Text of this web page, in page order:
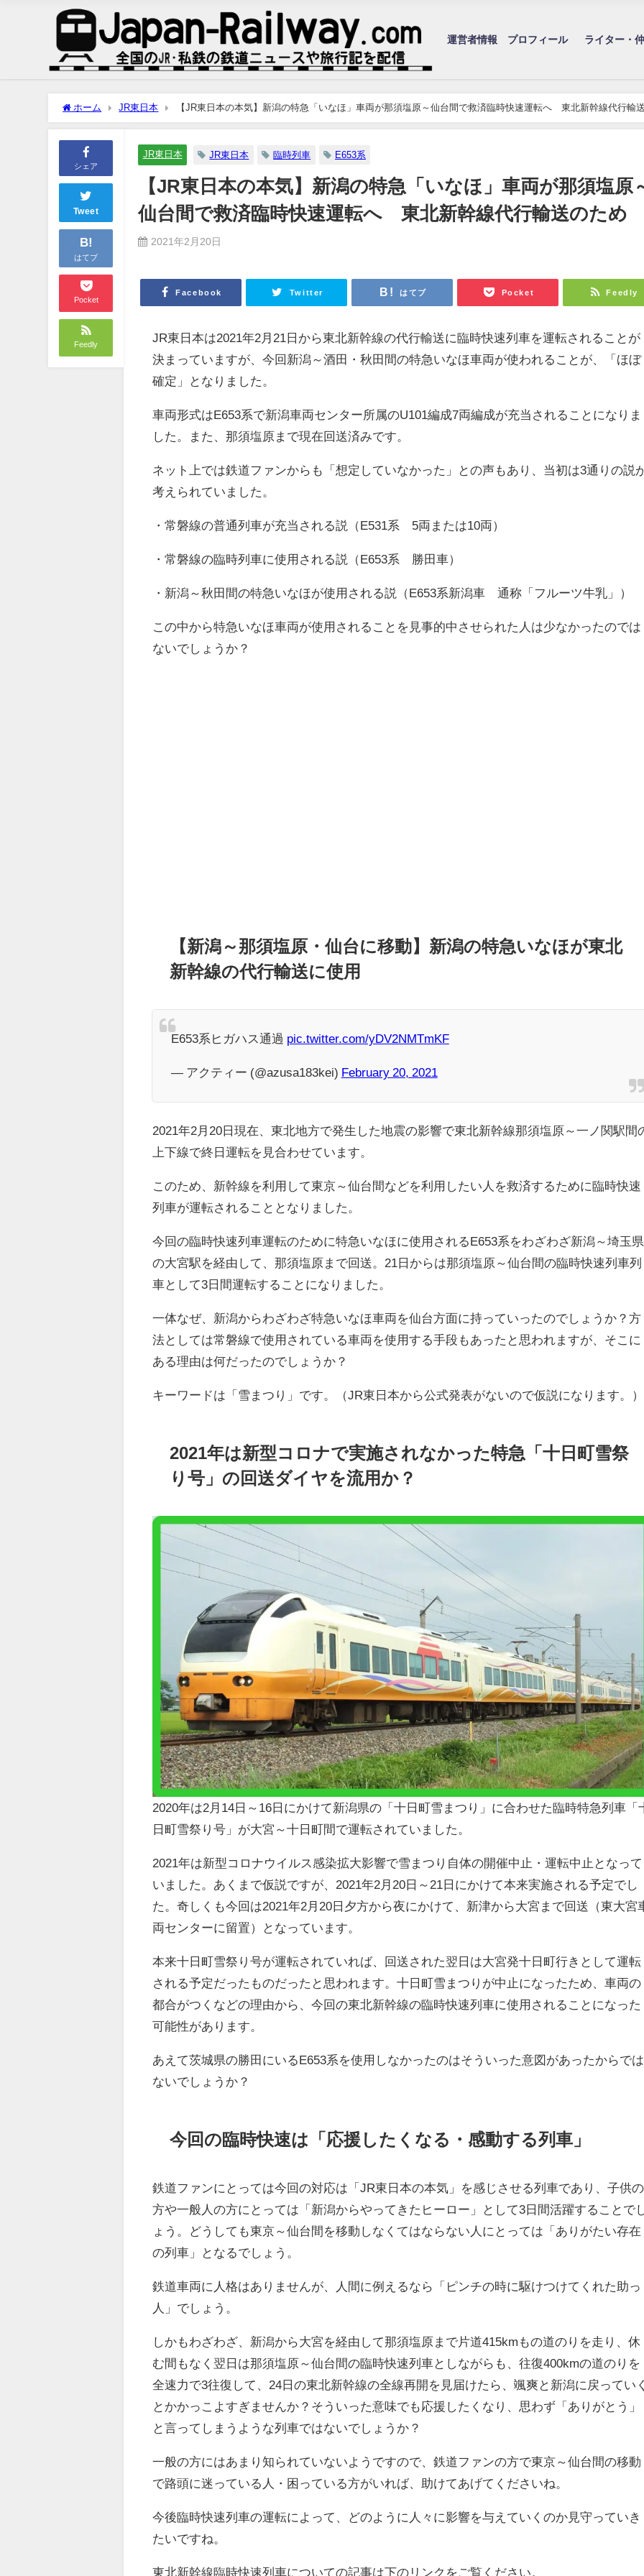
運営者情報 プロフィール ライター・
ホーム JR東日本
【JR東日本の本気】新潟の特急「いなほ」車両が那須塩原～仙台間で救済臨時快速運転へ 東北新幹線代行輸
め
シェア
Tweet
B!
はてブ
Pocket
Feedly
JR東日本 JR東日本 臨時列車 E653系
【JR東日本の本気】新潟の特急「いなほ」車両が那須塩原
仙台間で救済臨時快速運転へ 東北新幹線代行輸送のため
2021年2月20日
Facebook Twitter はてブ Pocket Feedly
JR東日本は2021年2月21日から東北新幹線の代行輸送に臨時快速列車を運転されることが
決まっていますが、今回新潟～酒田・秋田間の特急いなほ車両が使われることが、「ほぼ
確定」となりました。
車両形式はE653系で新潟車両センター所属のU101編成7両編成が充当されることになりま
した。また、那須塩原まで現在回送済みです。
ネット上では鉄道ファンからも「想定していなかった」との声もあり、当初は3通りの説
考えられていました。
・常磐線の普通列車が充当される説（E531系 5両または10両）
・常磐線の臨時列車に使用される説（E653系 勝田車）
・新潟～秋田間の特急いなほが使用される説（E653系新潟車 通称「フルーツ牛乳」）
この中から特急いなほ車両が使用されることを見事的中させられた人は少なかったのでは
ないでしょうか？
【新潟～那須塩原・仙台に移動】新潟の特急いなほが東北
新幹線の代行輸送に使用
E653系ヒガハス通過 pic.twitter.com/yDV2NMTmKF
— アクティー (@azusa183kei) February 20, 2021
2021年2月20日現在、東北地方で発生した地震の影響で東北新幹線那須塩原～一ノ関駅間
上下線で終日運転を見合わせています。
このため、新幹線を利用して東京～仙台間などを利用したい人を救済するために臨時快速
列車が運転されることとなりました。
今回の臨時快速列車運転のために特急いなほに使用されるE653系をわざわざ新潟～埼玉県
の大宮駅を経由して、那須塩原まで回送。21日からは那須塩原～仙台間の臨時快速列車列
車として3日間運転することになりました。
一体なぜ、新潟からわざわざ特急いなほ車両を仙台方面に持っていったのでしょうか？方
法としては常磐線で使用されている車両を使用する手段もあったと思われますが、そこに
ある理由は何だったのでしょうか？
キーワードは「雪まつり」です。（JR東日本から公式発表がないので仮説になります。）
2021年は新型コロナで実施されなかった特急「十日町雪祭
り号」の回送ダイヤを流用か？
2020年は2月14日～16日にかけて新潟県の「十日町雪まつり」に合わせた臨時特急列車「
日町雪祭り号」が大宮～十日町間で運転されていました。
2021年は新型コロナウイルス感染拡大影響で雪まつり自体の開催中止・運転中止となって
いました。あくまで仮説ですが、2021年2月20日～21日にかけて本来実施される予定でし
た。奇しくも今回は2021年2月20日夕方から夜にかけて、新津から大宮まで回送（東大宮
両センターに留置）となっています。
本来十日町雪祭り号が運転されていれば、回送された翌日は大宮発十日町行きとして運転
される予定だったものだったと思われます。十日町雪まつりが中止になったため、車両の
都合がつくなどの理由から、今回の東北新幹線の臨時快速列車に使用されることになった
可能性があります。
あえて茨城県の勝田にいるE653系を使用しなかったのはそういった意図があったからでは
ないでしょうか？
今回の臨時快速は「応援したくなる・感動する列車」
鉄道ファンにとっては今回の対応は「JR東日本の本気」を感じさせる列車であり、子供の
方や一般人の方にとっては「新潟からやってきたヒーロー」として3日間活躍することで
ょう。どうしても東京～仙台間を移動しなくてはならない人にとっては「ありがたい存在
の列車」となるでしょう。
鉄道車両に人格はありませんが、人間に例えるなら「ピンチの時に駆けつけてくれた助っ
人」でしょう。
しかもわざわざ、新潟から大宮を経由して那須塩原まで片道415kmもの道のりを走り、休
む間もなく翌日は那須塩原～仙台間の臨時快速列車としながらも、往復400kmの道のりを
全速力で3往復して、24日の東北新幹線の全線再開を見届けたら、颯爽と新潟に戻ってい
とかかっこよすぎませんか？そういった意味でも応援したくなり、思わず「ありがとう」
と言ってしまうような列車ではないでしょうか？
一般の方にはあまり知られていないようですので、鉄道ファンの方で東京～仙台間の移動
で路頭に迷っている人・困っている方がいれば、助けてあげてくださいね。
今後臨時快速列車の運転によって、どのように人々に影響を与えていくのか見守っていき
たいですね。
東北新幹線臨時快速列車についての記事は下のリンクをご覧ください。